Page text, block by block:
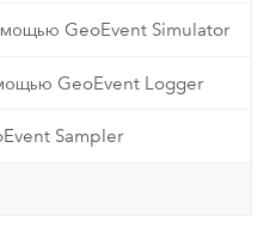
GeoEvent Simulator
GeoEvent Logger
Sampler